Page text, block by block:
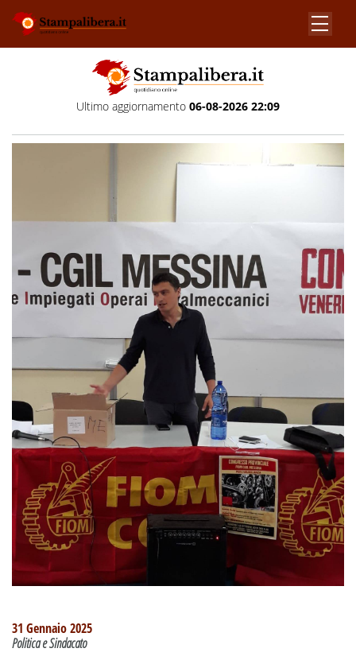
Ultimo aggiornamento 06-08-2026 22:09
31 Gennaio 2025
Politica e Sindacato